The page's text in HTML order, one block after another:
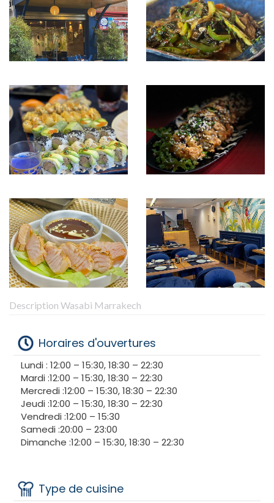
Description Wasabi Marrakech
Horaires d'ouvertures
Lundi : 12:00 – 15:30, 18:30 – 22:30
Mardi :12:00 – 15:30, 18:30 – 22:30
Mercredi :12:00 – 15:30, 18:30 – 22:30
Jeudi :12:00 – 15:30, 18:30 – 22:30
Vendredi :12:00 – 15:30
Samedi :20:00 – 23:00
Dimanche :12:00 – 15:30, 18:30 – 22:30
Type de cuisine